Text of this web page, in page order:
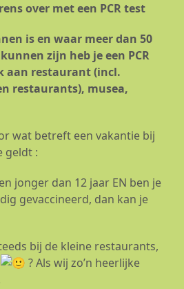
over met een PCR test
is en waar meer dan 50
zijn heb je een PCR
aan restaurant (incl.
restaurants), musea,
wat betreft een vakantie bij
geldt :
jonger dan 12 jaar EN ben je
gevaccineerd, dan kan je
bij de kleine restaurants,
? Als wij zo’n heerlijke